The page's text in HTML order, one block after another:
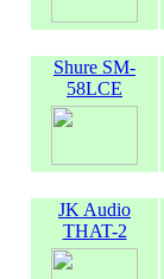
Shure SM-
58LCE
JK Audio
THAT-2